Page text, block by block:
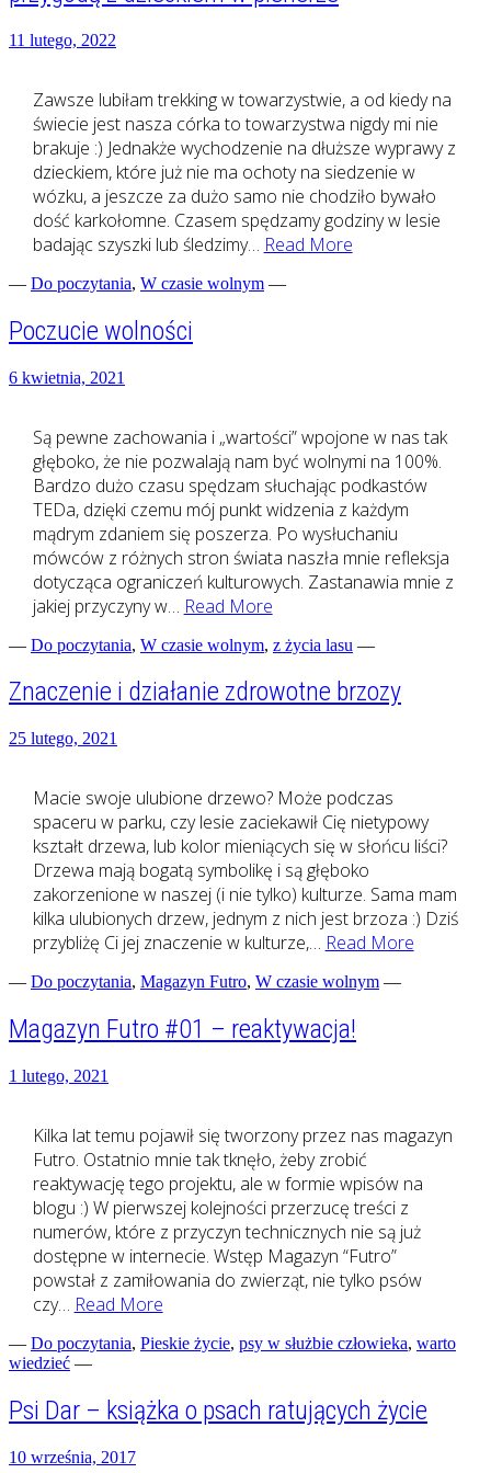
11 lutego, 2022
Zawsze lubiłam trekking w towarzystwie, a od kiedy na
świecie jest nasza córka to towarzystwa nigdy mi nie
brakuje :) Jednakże wychodzenie na dłuższe wyprawy z
dzieckiem, które już nie ma ochoty na siedzenie w
wózku, a jeszcze za dużo samo nie chodziło bywało
dość karkołomne. Czasem spędzamy godziny w lesie
badając szyszki lub śledzimy… Read MoreRzeczy,
dzieckiem
w
plenerze
— Do poczytania, W czasie wolnym —
Poczucie wolności
6 kwietnia, 2021
Są pewne zachowania i „wartości” wpojone w nas tak
głęboko, że nie pozwalają nam być wolnymi na 100%.
Bardzo dużo czasu spędzam słuchając podkastów
TEDa, dzięki czemu mój punkt widzenia z każdym
mądrym zdaniem się poszerza. Po wysłuchaniu
mówców z różnych stron świata naszła mnie refleksja
dotycząca ograniczeń kulturowych. Zastanawia mnie z
jakiej przyczyny w… Read MorePoczucie
— Do poczytania, W czasie wolnym, z życia lasu —
Znaczenie i działanie zdrowotne brzozy
25 lutego, 2021
Macie swoje ulubione drzewo? Może podczas
spaceru w parku, czy lesie zaciekawił Cię nietypowy
kształt drzewa, lub kolor mieniących się w słońcu liści?
Drzewa mają bogatą symbolikę i są głęboko
zakorzenione w naszej (i nie tylko) kulturze. Sama mam
kilka ulubionych drzew, jednym z nich jest brzoza :) Dziś
przybliżę Ci jej znaczenie w kulturze,… Read More
— Do poczytania, Magazyn Futro, W czasie wolnym —
Magazyn Futro #01 – reaktywacja!
1 lutego, 2021
Kilka lat temu pojawił się tworzony przez nas magazyn
Futro. Ostatnio mnie tak tknęło, żeby zrobić
reaktywację tego projektu, ale w formie wpisów na
blogu :) W pierwszej kolejności przerzucę treści z
numerów, które z przyczyn technicznych nie są już
dostępne w internecie. Wstęp Magazyn “Futro”
powstał z zamiłowania do zwierząt, nie tylko psów
czy… Read MoreMagazyn
#01
reaktywacja!
— Do poczytania, Pieskie życie, psy w służbie człowieka, warto
wiedzieć —
Psi Dar – książka o psach ratujących życie
10 września, 2017